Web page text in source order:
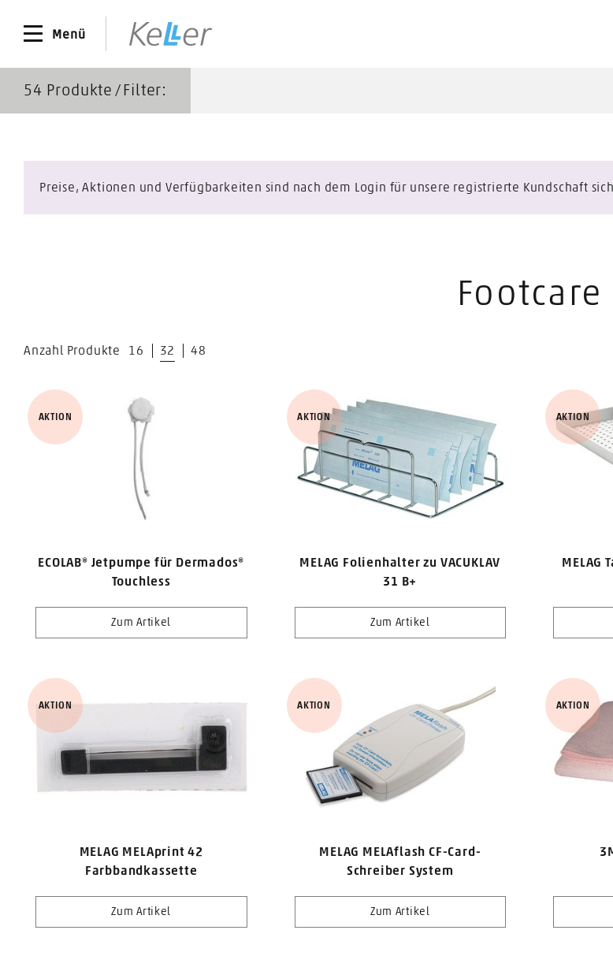
Menü
54 Produkte ∕ Filter:
Preise, Aktionen und Verfügbarkeiten sind nach dem Login für unsere registrierte Kundschaft
Footcare
Anzahl Produkte 16 32 48
ECOLAB® Jetpumpe für Dermados®
Touchless
Zum Artikel
AKTION
MELAG Folienhalter zu VACUKLAV
31 B+
Zum Artikel
AKTION
MELAG
AKTION
MELAG MELAprint 42
Farbbandkassette
Zum Artikel
AKTION
MELAG MELAflash CF-Card-
Schreiber System
Zum Artikel
AKTION AKTION